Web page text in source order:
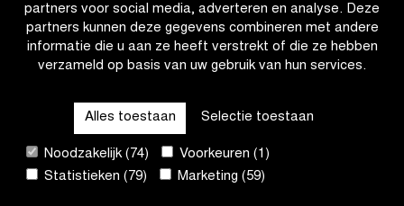
partners voor social media, adverteren en analyse. Deze
partners kunnen deze gegevens combineren met andere
informatie die u aan ze heeft verstrekt of die ze hebben
verzameld op basis van uw gebruik van hun services.
Alles toestaan Selectie toestaan
Noodzakelijk (74)
Voorkeuren (1)
Statistieken (79)
Marketing (59)
EDITIE 1943
Geen wedstrijd
EDITIE 1942
Geen wedstrijd